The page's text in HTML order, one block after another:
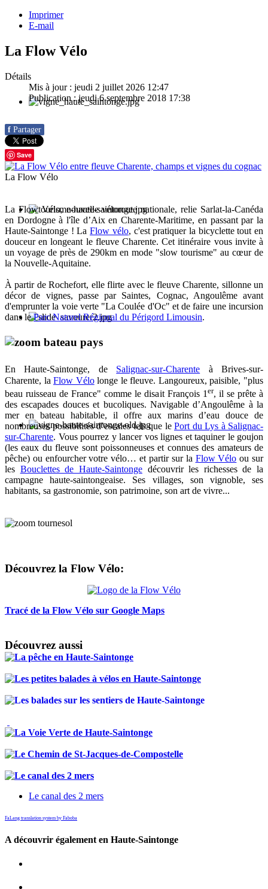
Imprimer
E-mail
La Flow Vélo
Détails
Mis à jour : jeudi 2 juillet 2026 12:47
Publication : jeudi 6 septembre 2018 17:38
f Partager
Save
La Flow Vélo
La Flow Vélo, nouvelle véloroute nationale, relie Sarlat-la-Canéda
en Dordogne à l'île d’Aix en Charente-Maritime, en passant par la
Haute-Saintonge ! La Flow vélo, c'est pratiquer la bicyclette tout en
douceur en longeant le fleuve Charente. Cet itinéraire vous invite à
un voyage de près de 290km en mode "slow tourisme" au cœur de
la Nouvelle-Aquitaine.
À partir de Rochefort, elle flirte avec le fleuve Charente, sillonne un
décor de vignes, passe par Saintes, Cognac, Angoulême avant
d'emprunter la voie verte "La Coulée d'Oc" et de faire une incursion
dans le Parc Naturel Régional du Périgord Limousin.
En Haute-Saintonge, de Salignac-sur-Charente
à Brives-sur-
Charente, la Flow Vélo longe le fleuve. Langoureux, paisible, "plus
beau ruisseau de France" comme le disait François 1 er, il se prête à
des escapades douces et bucoliques. Navigable d’Angoulême à la
mer en bateau habitable, il offre aux marins d’eau douce de
nombreuses possibilités d’escales tels que le Port du Lys à Salignac-
sur-Charente. Vous pourrez y lancer vos lignes et taquiner le goujon
(les eaux du fleuve sont poissonneuses et connues des amateurs de
pêche) ou enfourcher votre vélo… et partir sur la Flow Vélo ou sur
les Bouclettes de Haute-Saintonge découvrir les richesses de la
campagne haute-saintongeaise. Ses villages, son vignoble, ses
habitants, sa gastronomie, son patrimoine, son art de vivre...
Découvrez la Flow Vélo:
Tracé de la Flow Vélo sur Google Maps
Découvrez aussi
Le canal des 2 mers
FaLang translation system by Faboba
A découvrir également en Haute-Saintonge